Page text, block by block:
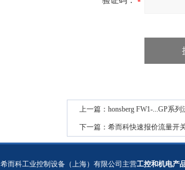
上一篇： honsberg FW1-...GP系
下一篇： 希而科快速报价流量开
希而科工业控制设备（上海）有限公司主营工控和机电产